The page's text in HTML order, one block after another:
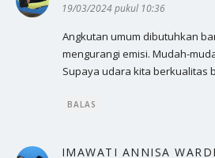
19/03/2024 pukul 10:36
Angkutan umum dibutuhkan
mengurangi emisi. Mudah-
Supaya udara kita berkualitas
BALAS
IMAWATI ANNISA